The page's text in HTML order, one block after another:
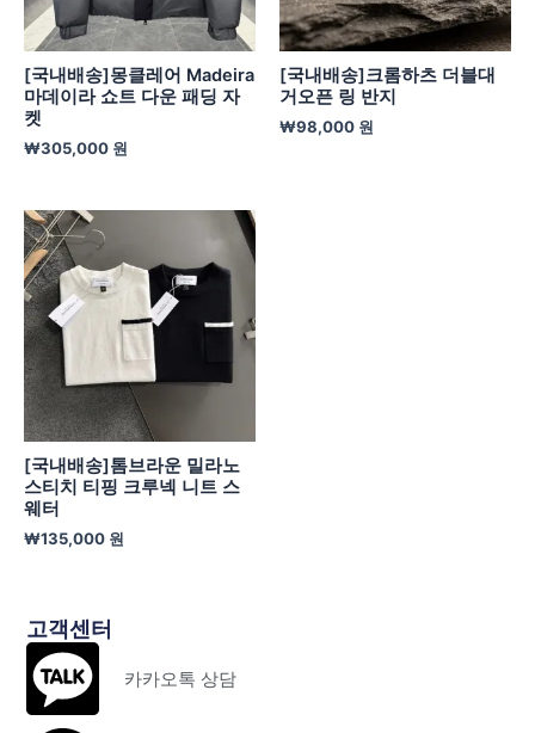
[국내배송]몽클레어 Madeira
마데이라 쇼트 다운 패딩 자
켓
₩305,000 원
[국내배송]크롬하츠 더블대
거오픈 링 반지
₩98,000 원
[국내배송]톰브라운 밀라노
스티치 티핑 크루넥 니트 스
웨터
₩135,000 원
고객센터
카카오톡 상담